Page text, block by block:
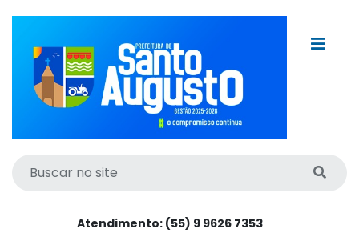
Atendimento: (55) 9 9626 7353